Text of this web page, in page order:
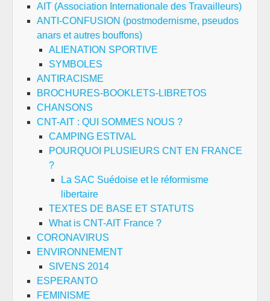
AIT (Association Internationale des Travailleurs)
ANTI-CONFUSION (postmodernisme, pseudos
anars et autres bouffons)
ALIENATION SPORTIVE
SYMBOLES
ANTIRACISME
BROCHURES-BOOKLETS-LIBRETOS
CHANSONS
CNT-AIT : QUI SOMMES NOUS ?
CAMPING ESTIVAL
POURQUOI PLUSIEURS CNT EN FRANCE
?
La SAC Suédoise et le réformisme
libertaire
TEXTES DE BASE ET STATUTS
What is CNT-AIT France ?
CORONAVIRUS
ENVIRONNEMENT
SIVENS 2014
ESPERANTO
FEMINISME